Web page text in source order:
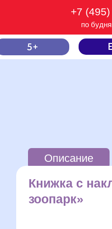
+7
по
5+
Описание
Книжка с
зоопарк»